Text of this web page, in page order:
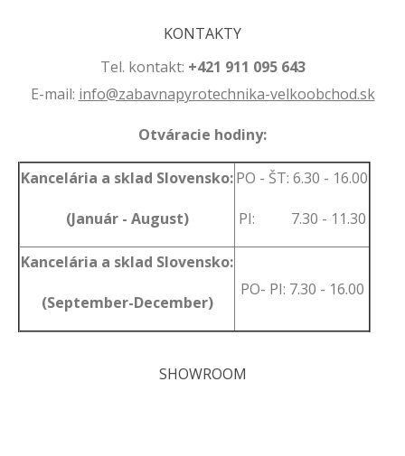
KONTAKTY
Tel. kontakt: +421 911 095 643
E-mail: info@zabavnapyrotechnika-velkoobchod.sk
Otváracie hodiny:
Kancelária a sklad Slovensko:
(Január - August)
PO - ŠT: 6.30 - 16.00
PI: 7.30 - 11.30
Kancelária a sklad Slovensko:
(September-December)
PO- PI: 7.30 - 16.00
SHOWROOM